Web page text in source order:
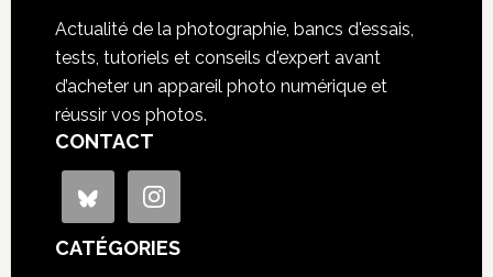
Actualité de la photographie, bancs d'essais,
tests, tutoriels et conseils d'expert avant
d’acheter un appareil photo numérique et
réussir vos photos.
CONTACT
CATÉGORIES